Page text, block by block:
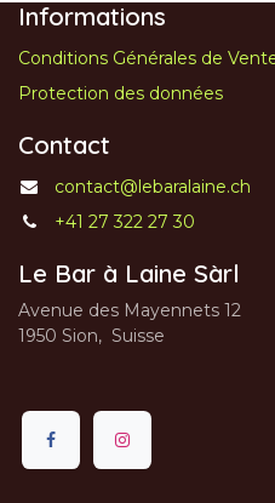
Informations
Conditions Générales de
Protection des données
Contact
contact@lebaralaine.ch
+41 27 322 27 30
Le Bar à Laine Sàrl
Avenue des Mayennets 12
1950 Sion, Suisse